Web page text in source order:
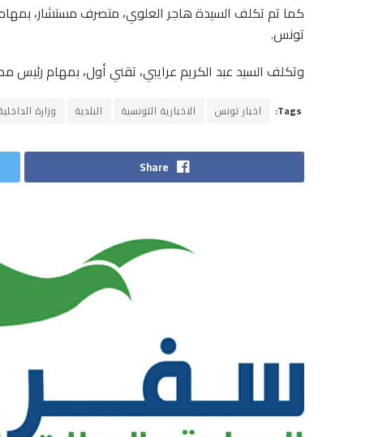
كما تم تكلف السيدة هاجر العلوي، متصرف مستشار، بمهام
تونس.
وتكلف السيد عبد الكريم عرايبي، تقني أول، بمهام رئيس
Tags: اخبار تونس الاخبارية التونسية البلدية وزارة
Share